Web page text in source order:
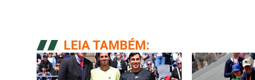
LEIA TAMBÉM: